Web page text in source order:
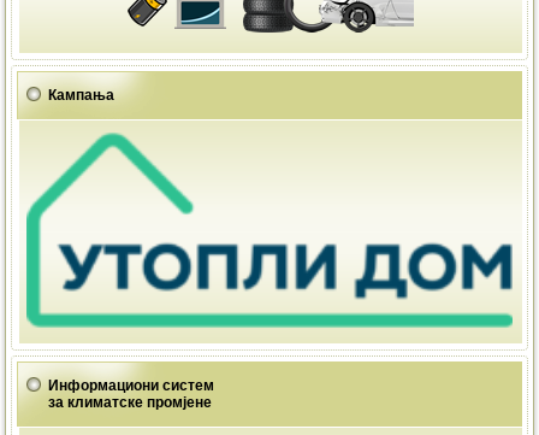
Кампања
Информациони систем
за климатске промјене